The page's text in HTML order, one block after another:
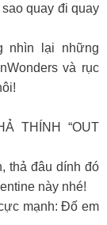
quay đi quay
nhìn lại những
và rục
THÍNH “OUT
thả đâu dính đó
này nhé!
mạnh: Đố em